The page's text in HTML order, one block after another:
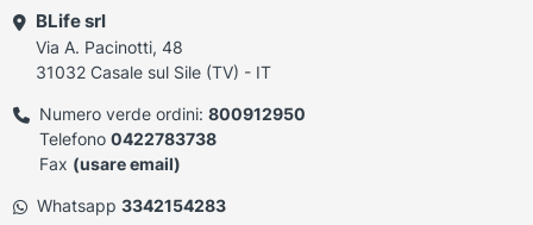
BLife srl
Via A. Pacinotti, 48
31032 Casale sul Sile (TV) - IT
Numero verde ordini: 800912950
Telefono 0422783738
Fax (usare email)
Whatsapp 3342154283